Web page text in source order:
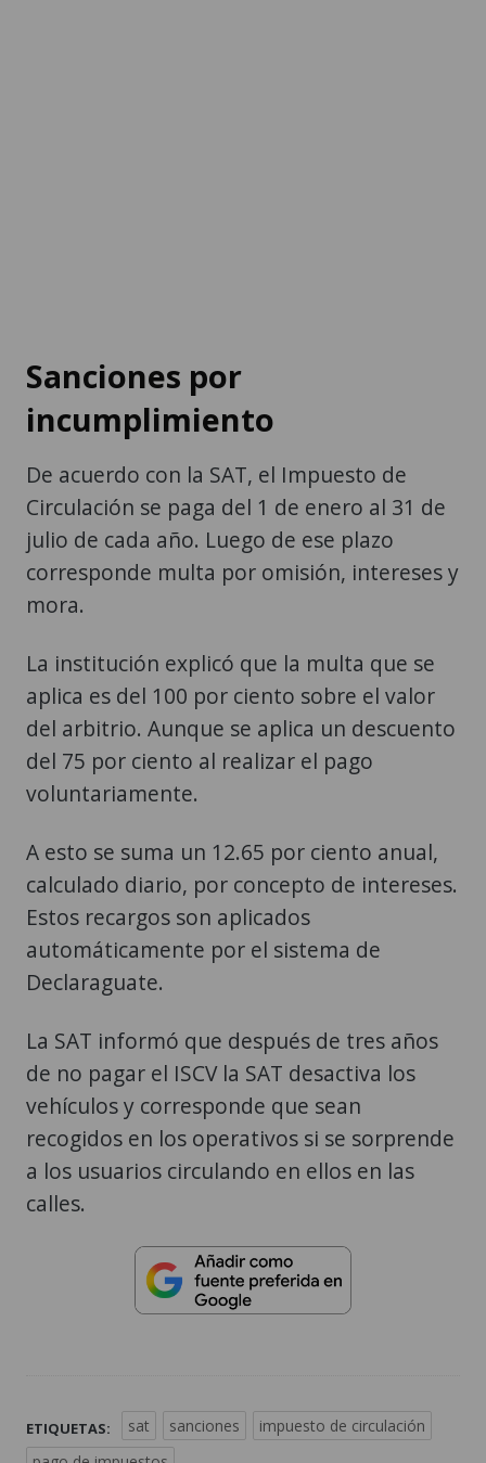
Sanciones por
incumplimiento
De acuerdo con la SAT, el Impuesto de
Circulación se paga del 1 de enero al 31 de
julio de cada año. Luego de ese plazo
corresponde multa por omisión, intereses y
mora.
La institución explicó que la multa que se
aplica es del 100 por ciento sobre el valor
del arbitrio. Aunque se aplica un descuento
del 75 por ciento al realizar el pago
voluntariamente.
A esto se suma un 12.65 por ciento anual,
calculado diario, por concepto de intereses.
Estos recargos son aplicados
automáticamente por el sistema de
Declaraguate.
La SAT informó que después de tres años
de no pagar el ISCV la SAT desactiva los
vehículos y corresponde que sean
recogidos en los operativos si se sorprende
a los usuarios circulando en ellos en las
calles.
ETIQUETAS: sat sanciones
impuesto de circulación